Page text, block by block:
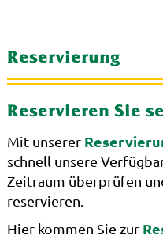
Reservierung
Reservieren Sie
Mit unserer
schnell unsere
Zeitraum überprüfen
reservieren.
Hier kommen Sie zur